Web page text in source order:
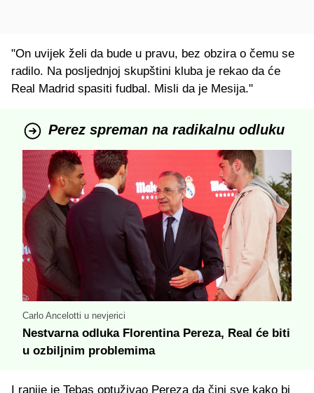
"On uvijek želi da bude u pravu, bez obzira o čemu se
radilo. Na posljednjoj skupštini kluba je rekao da će
Real Madrid spasiti fudbal. Misli da je Mesija."
Perez spreman na radikalnu odluku
Carlo Ancelotti u nevjerici
Nestvarna odluka Florentina Pereza, Real će biti
u ozbiljnim problemima
I ranije je Tebas optuživao Pereza da čini sve kako bi